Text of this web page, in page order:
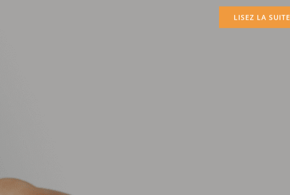
LISEZ LA SUITE